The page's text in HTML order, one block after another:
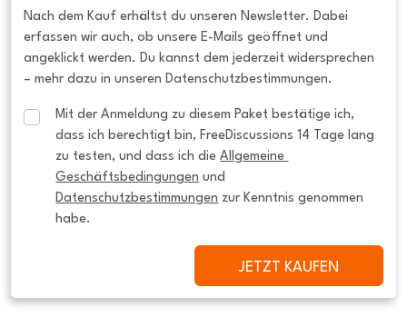
Nach dem Kauf erhältst du unseren Newsletter. Dabei
erfassen wir auch, ob unsere E-Mails geöffnet und
angeklickt werden. Du kannst dem jederzeit widersprechen
– mehr dazu in unseren Datenschutzbestimmungen.
Mit der Anmeldung zu diesem Paket bestätige ich,
dass ich berechtigt bin, FreeDiscussions 14 Tage lang
zu testen, und dass ich die Allgemeine
Geschäftsbedingungen
Datenschutzbestimmungen zur Kenntnis genommen
habe.
JETZT KAUFEN